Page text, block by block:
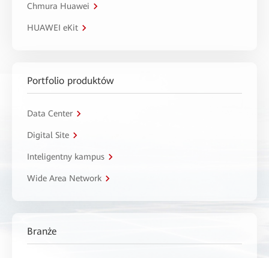
Chmura Huawei
HUAWEI eKit
Portfolio produktów
Data Center
Digital Site
Inteligentny kampus
Wide Area Network
Branże